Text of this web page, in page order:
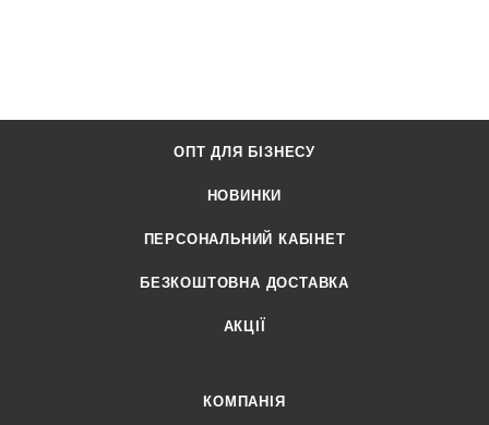
ОПТ ДЛЯ БІЗНЕСУ
НОВИНКИ
ПЕРСОНАЛЬНИЙ КАБІНЕТ
БЕЗКОШТОВНА ДОСТАВКА
АКЦІЇ
КОМПАНІЯ